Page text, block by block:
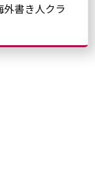
書き人クラ